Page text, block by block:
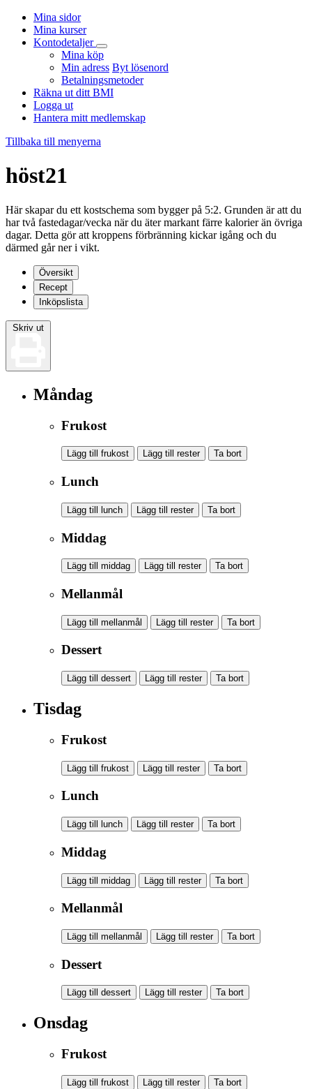
Mina sidor
Mina kurser
Kontodetaljer
Mina köp
Min adress Byt lösenord
Betalningsmetoder
Räkna ut ditt BMI
Logga ut
Hantera mitt medlemskap
Tillbaka till menyerna
höst21
Här skapar du ett kostschema som bygger på 5:2. Grunden är att du
har två fastedagar/vecka när du äter markant färre kalorier än övriga
dagar. Detta gör att kroppens förbränning kickar igång och du
därmed går ner i vikt.
Översikt
Recept
Inköpslista
Måndag
Frukost
Lägg till frukost Lägg till rester Ta bort
Lunch
Lägg till lunch Lägg till rester Ta bort
Middag
Lägg till middag Lägg till rester Ta bort
Mellanmål
Lägg till mellanmål Lägg till rester Ta bort
Dessert
Lägg till dessert Lägg till rester Ta bort
Tisdag
Frukost
Lägg till frukost Lägg till rester Ta bort
Lunch
Lägg till lunch Lägg till rester Ta bort
Middag
Lägg till middag Lägg till rester Ta bort
Mellanmål
Lägg till mellanmål Lägg till rester Ta bort
Dessert
Lägg till dessert Lägg till rester Ta bort
Onsdag
Frukost
Lägg till frukost Lägg till rester Ta bort